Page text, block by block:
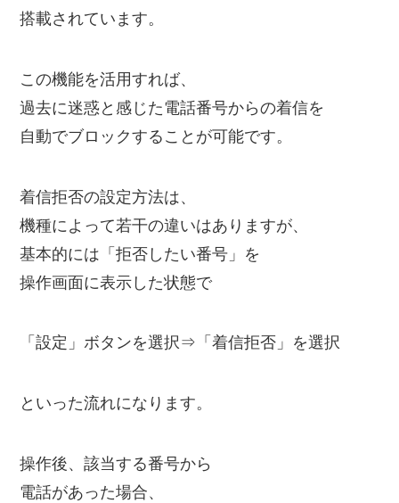
搭載されています。
この機能を活用すれば、
過去に迷惑と感じた電話番号からの着信を
自動でブロックすることが可能です。
着信拒否の設定方法は、
機種によって若干の違いはありますが、
基本的には「拒否したい番号」を
操作画面に表示した状態で
「設定」ボタンを選択⇒「着信拒否」を選択
といった流れになります。
操作後、該当する番号から
電話があった場合、